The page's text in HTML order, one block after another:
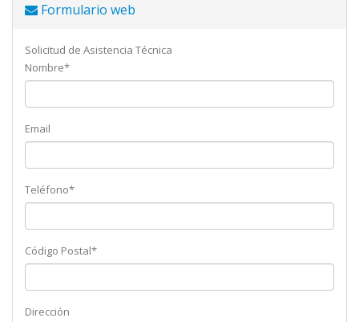
Formulario web
Solicitud de Asistencia Técnica
Nombre*
Email
Teléfono*
Código Postal*
Dirección